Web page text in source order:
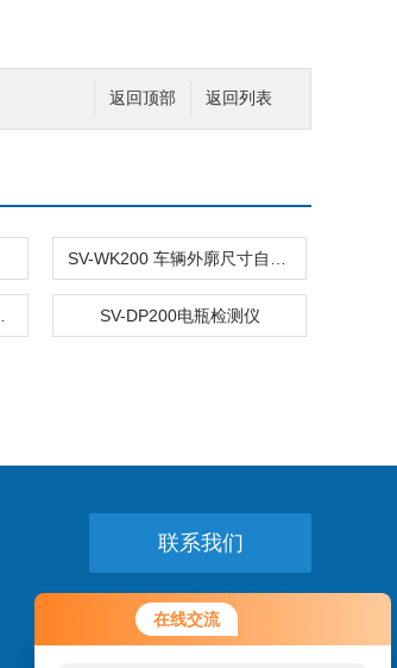
在线交流
返回列表
返回顶部
SV-DP200电瓶检测仪
联系我们
24小时热线：
021-64056375